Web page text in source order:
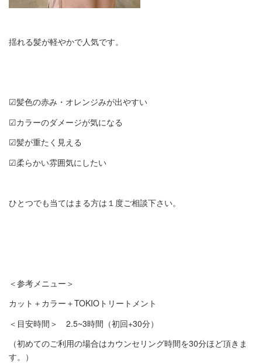
揺れる髪が軽やかで人気です。
☑︎髪色の赤み・オレンジみが出やすい
☑︎カラーのダメージが気になる
☑︎髪が重たく見える
☑︎柔らかい雰囲気にしたい
ひとつでも当てはまる方は１度ご相談下さい。
＜参考メニュー＞
カット＋カラー＋TOKIOトリートメント
＜目安時間＞ 2.5~3時間（初回+30分）
（初めてのご利用の場合はカウンセリング時間を30分ほど頂きま
す。）